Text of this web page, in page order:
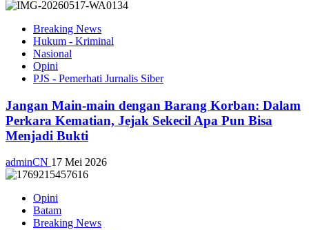
Breaking News
Hukum - Kriminal
Nasional
Opini
PJS - Pemerhati Jurnalis Siber
Jangan Main-main dengan Barang Korban: Dalam
Perkara Kematian, Jejak Sekecil Apa Pun Bisa
Menjadi Bukti
adminCN 17 Mei 2026
Opini
Batam
Breaking News